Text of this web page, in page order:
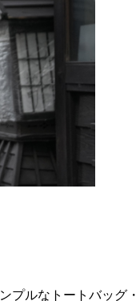
プルなトートバッグ